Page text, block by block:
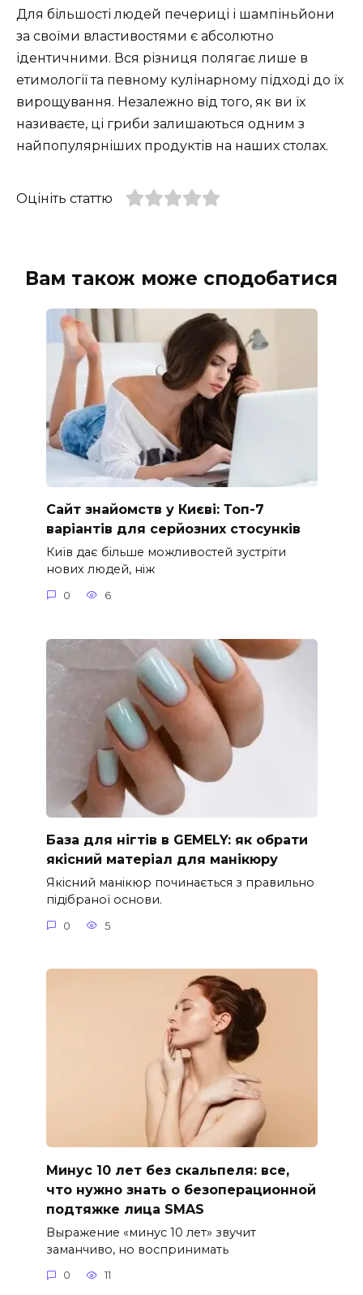
Для більшості людей печериці і шампіньйони
за своїми властивостями є абсолютно
ідентичними. Вся різниця полягає лише в
етимології та певному кулінарному підході до їх
вирощування. Незалежно від того, як ви їх
називаєте, ці гриби залишаються одним з
найпопулярніших продуктів на наших столах.
Оцініть статтю
Вам також може сподобатися
Сайт знайомств у Києві: Топ-7
варіантів для серйозних стосунків
Київ дає більше можливостей зустріти
нових людей, ніж
0 6
База для нігтів в GEMELY: як обрати
якісний матеріал для манікюру
Якісний манікюр починається з правильно
підібраної основи.
0 5
Минус 10 лет без скальпеля: все,
что нужно знать о безоперационной
подтяжке лица SMAS
Выражение «минус 10 лет» звучит
заманчиво, но воспринимать
0 11